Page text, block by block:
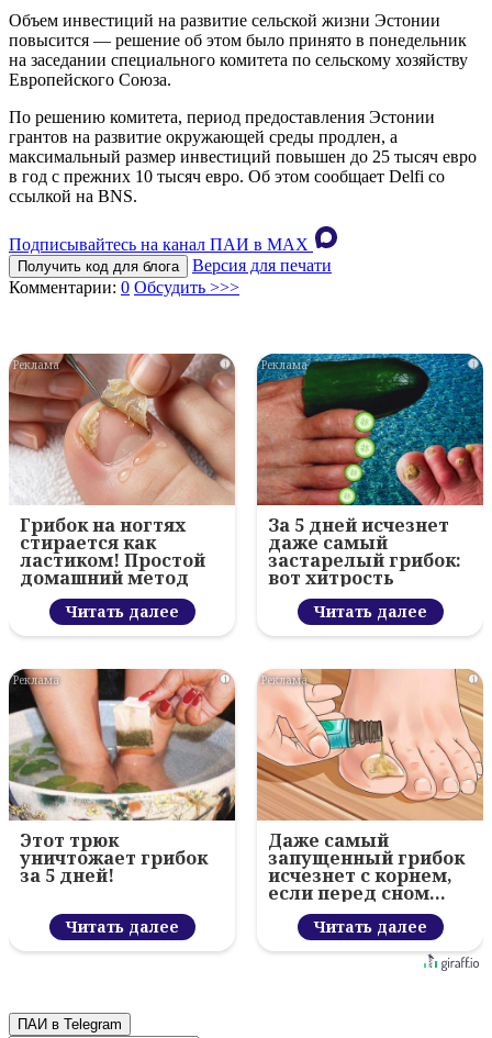
Объем инвестиций на развитие сельской жизни Эстонии
повысится — решение об этом было принято в понедельник
на заседании специального комитетa по сельскому хозяйству
Европейского Союза.
По решению комитета, период предоставления Эстонии
грантов на развитие окружающей среды продлен, а
максимальный размер инвестиций повышен до 25 тысяч eвро
в год с прежних 10 тысяч eвро. Об этом сообщает Delfi со
ссылкой на BNS.
Подписывайтесь на канал ПАИ в MAХ
Получить код для блога
Версия для печати
Комментарии: 0 Обсудить >>>
i
Грибок на ногтях
стирается как
ластиком! Простой
домашний метод
Читать далее
i
За 5 дней исчезнет
даже самый
застарелый грибок:
вот хитрость
Читать далее
i
Этот трюк
уничтожает грибок
за 5 дней!
Читать далее
i
Даже самый
запущенный грибок
исчезнет с корнем,
если перед сном…
Читать далее
ПАИ в Telegram